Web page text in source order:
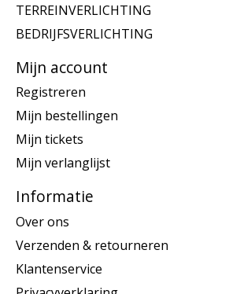
TERREINVERLICHTING
BEDRIJFSVERLICHTING
Mijn account
Registreren
Mijn bestellingen
Mijn tickets
Mijn verlanglijst
Informatie
Over ons
Verzenden & retourneren
Klantenservice